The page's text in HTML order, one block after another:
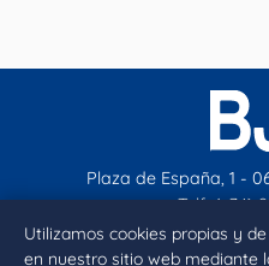
Utilizamos cookies propias y
en nuestro sitio web mediante
Plaza de España, 1 -
Telf. (+34)